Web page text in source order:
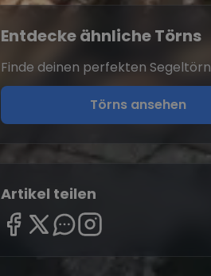
Entdecke ähnliche Törns
Finde deinen perfekten Segeltörn
Törns ansehen
Artikel teilen